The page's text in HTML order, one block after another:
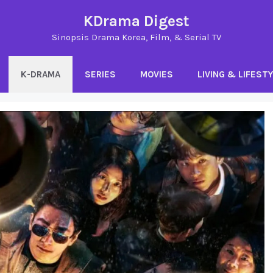
KDrama Digest
Sinopsis Drama Korea, Film, & Serial TV
K-DRAMA SERIES MOVIES LIVING &